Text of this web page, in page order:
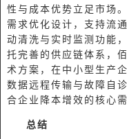
性与成本优势立足市场
需求优化设计，支持流
动清洗与实时监测功能
托完善的供应链体系，
术方案，在中小型生产
数据远程传输与故障自
合企业降本增效的核心需
总结